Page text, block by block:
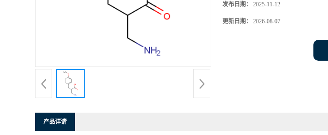
发布日期： 2025-11-12
更新日期： 2026-08-07
产品详请